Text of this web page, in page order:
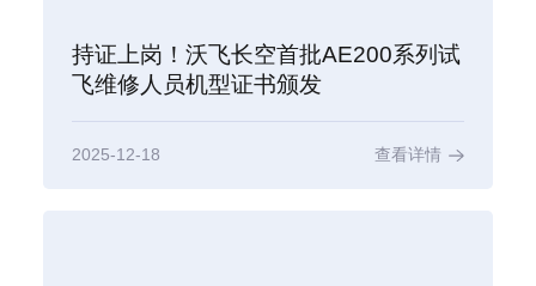
持证上岗！沃飞长空首批AE200系列试
飞维修人员机型证书颁发
2025-12-18 查看详情